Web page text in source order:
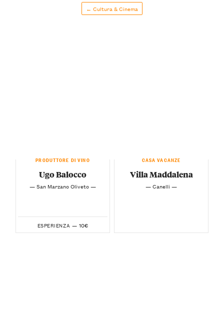
← Cultura & Cinema
PRODUTTORE DI VINO
Ugo Balocco
— San Marzano Oliveto —
ESPERIENZA — 10€
CASA VACANZE
Villa Maddalena
— Canelli —